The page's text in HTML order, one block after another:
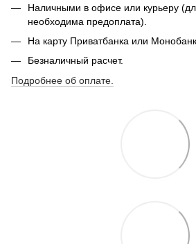
Наличными в офисе или курьеру
необходима предоплата).
На карту Приватбанка или
Безналичный расчет.
Подробнее об оплате.